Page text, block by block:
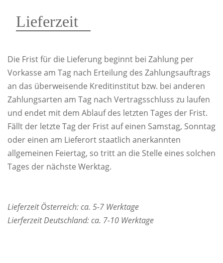
Lieferzeit
Die Frist für die Lieferung beginnt bei Zahlung per
Vorkasse am Tag nach Erteilung des Zahlungsauftrags
an das überweisende Kreditinstitut bzw. bei anderen
Zahlungsarten am Tag nach Vertragsschluss zu laufen
und endet mit dem Ablauf des letzten Tages der Frist.
Fällt der letzte Tag der Frist auf einen Samstag, Sonntag
oder einen am Lieferort staatlich anerkannten
allgemeinen Feiertag, so tritt an die Stelle eines solchen
Tages der nächste Werktag.
Lieferzeit Österreich: ca. 5-7 Werktage
Lierferzeit Deutschland: ca. 7-10 Werktage